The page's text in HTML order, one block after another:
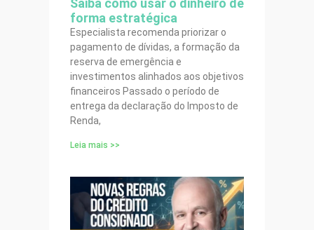
Saiba como usar o dinheiro de
forma estratégica
Especialista recomenda priorizar o
pagamento de dívidas, a formação da
reserva de emergência e
investimentos alinhados aos objetivos
financeiros Passado o período de
entrega da declaração do Imposto de
Renda,
Leia mais >>